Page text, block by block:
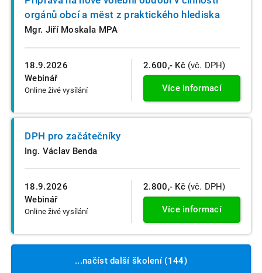
18.9.2026
Webinář
Online živé vysílání
orgánů obcí a měst z praktického hlediska
Mgr. Jiří Moskala MPA
2.600,- Kč (vč. DPH)
Více informací
18.9.2026
Webinář
Online živé vysílání
DPH pro začátečníky
Ing. Václav Benda
2.800,- Kč (vč. DPH)
Více informací
...načíst další školení (144)